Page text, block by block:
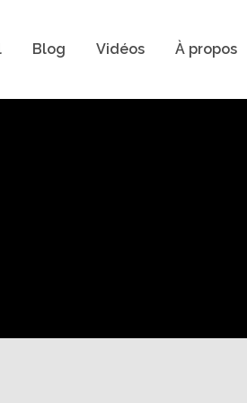
Blog Vidéos À propos